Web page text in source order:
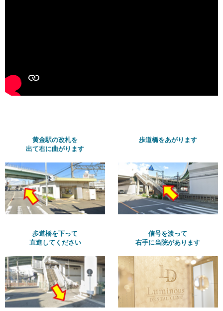
黄金駅の改札を
出て右に曲がります
歩道橋をあがります
歩道橋を下って
直進してください
信号を渡って
右手に当院があります